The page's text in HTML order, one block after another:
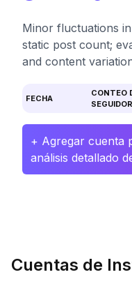
Minor fluctuations
static post count;
and content
FECHA
CONTEO
+ Agregar cuenta
análisis detallado
Cuentas de